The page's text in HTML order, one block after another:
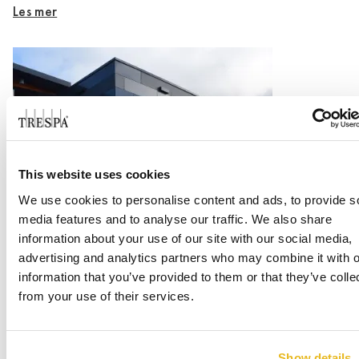
This website uses cookies
We use cookies to personalise content and ads, to provide
media features and to analyse our traffic. We also share
information about your use of our site with our social media,
advertising and analytics partners who may combine it with
information that you’ve provided to them or that they’ve
from your use of their services.
Les mer
Office Centrada
Les mer